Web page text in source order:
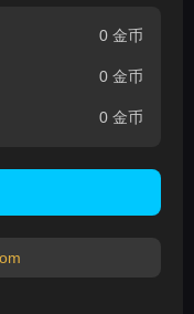
0 金币
0 金币
0 金币